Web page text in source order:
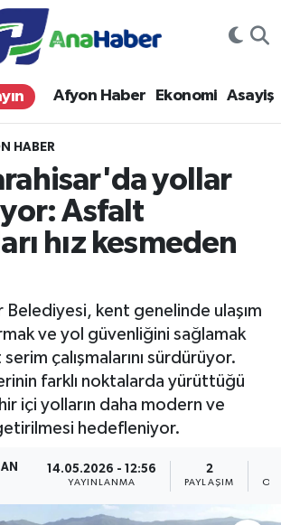
Afyon Haber Ekonomi Asayiş
HABER
yollar
Asfalt
hız kesmeden
kent genelinde ulaşım
ve yol güvenliğini sağlamak
çalışmalarını sürdürüyor.
farklı noktalarda yürüttüğü
içi yolların daha modern ve
hedefleniyor.
14.05.2026 - 12:56
YAYINLANMA
2
PAYLAŞIM
Nöbetçi Eczaneler
Hava Durumu
Trafik Yoğunluk Haritası
Durumu ve Fikstür
Haberleri